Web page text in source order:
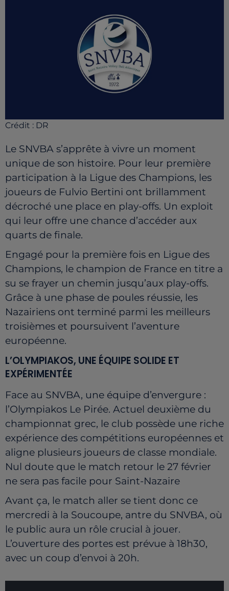
Crédit : DR
Le SNVBA s’apprête à vivre un moment
unique de son histoire. Pour leur première
participation à la Ligue des Champions, les
joueurs de Fulvio Bertini ont brillamment
décroché une place en play-offs. Un exploit
qui leur offre une chance d’accéder aux
quarts de finale.
Engagé pour la première fois en Ligue des
Champions, le champion de France en titre a
su se frayer un chemin jusqu’aux play-offs.
Grâce à une phase de poules réussie, les
Nazairiens ont terminé parmi les meilleurs
troisièmes et poursuivent l’aventure
européenne.
L’OLYMPIAKOS, UNE ÉQUIPE SOLIDE ET
EXPÉRIMENTÉE
Face au SNVBA, une équipe d’envergure :
l’Olympiakos Le Pirée. Actuel deuxième du
championnat grec, le club possède une riche
expérience des compétitions européennes et
aligne plusieurs joueurs de classe mondiale.
Nul doute que le match retour le 27 février
ne sera pas facile pour Saint-Nazaire
Avant ça, le match aller se tient donc ce
mercredi à la Soucoupe, antre du SNVBA, où
le public aura un rôle crucial à jouer.
L’ouverture des portes est prévue à 18h30,
avec un coup d’envoi à 20h.